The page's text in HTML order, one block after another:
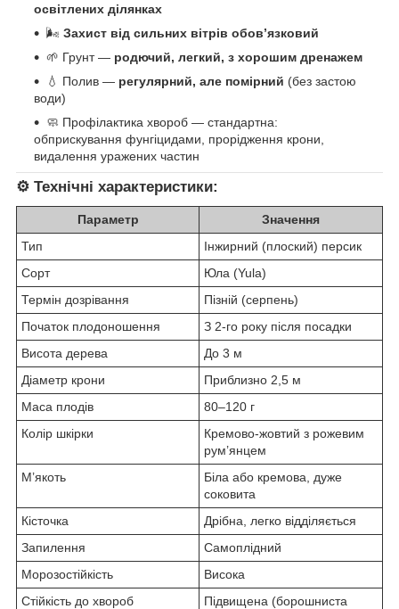
освітлених ділянках
🌬 Захист від сильних вітрів обов’язковий
🌱 Грунт — родючий, легкий, з хорошим дренажем
💧 Полив — регулярний, але помірний (без застою
води)
🧼 Профілактика хвороб — стандартна:
обприскування фунгіцидами, прорідження крони,
видалення уражених частин
⚙️ Технічні характеристики:
Параметр
Значення
Тип
Інжирний (плоский) персик
Сорт
Юла (Yula)
Термін дозрівання
Пізній (серпень)
Початок плодоношення
З 2-го року після посадки
Висота дерева
До 3 м
Діаметр крони
Приблизно 2,5 м
Маса плодів
80–120 г
Колір шкірки
Кремово-жовтий з рожевим
рум’янцем
М’якоть
Біла або кремова, дуже
соковита
Кісточка
Дрібна, легко відділяється
Запилення
Самоплідний
Морозостійкість
Висока
Стійкість до хвороб
Підвищена (борошниста